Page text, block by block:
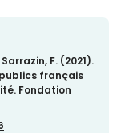
F. (2021).
français
Fondation